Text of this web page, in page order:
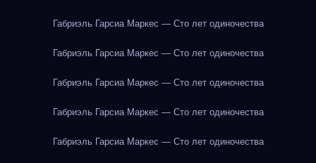
Габриэль Гарсиа Маркес — Сто лет одиночества
Габриэль Гарсиа Маркес — Сто лет одиночества
Габриэль Гарсиа Маркес — Сто лет одиночества
Габриэль Гарсиа Маркес — Сто лет одиночества
Габриэль Гарсиа Маркес — Сто лет одиночества